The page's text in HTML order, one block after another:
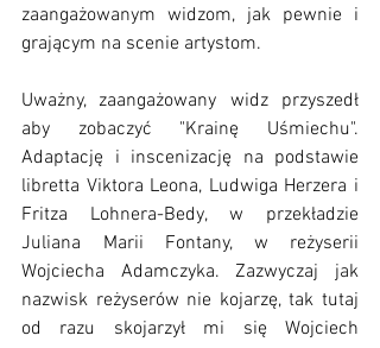
zaangażowanym widzom, jak pewnie i
grającym na scenie artystom.
Uważny, zaangażowany widz przyszedł
aby zobaczyć "Krainę Uśmiechu".
Adaptację i inscenizację na podstawie
libretta Viktora Leona, Ludwiga Herzera i
Fritza Lohnera-Bedy, w przekładzie
Juliana Marii Fontany, w reżyserii
Wojciecha Adamczyka. Zazwyczaj jak
nazwisk reżyserów nie kojarzę, tak tutaj
od razu skojarzył mi się Wojciech